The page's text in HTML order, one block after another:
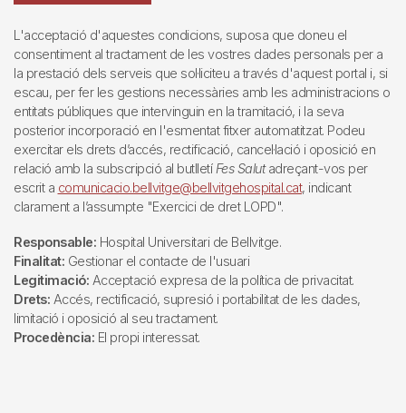
L'acceptació d'aquestes condicions, suposa que doneu el
consentiment al tractament de les vostres dades personals per a
la prestació dels serveis que sol·liciteu a través d'aquest portal i, si
escau, per fer les gestions necessàries amb les administracions o
entitats públiques que intervinguin en la tramitació, i la seva
posterior incorporació en l'esmentat fitxer automatitzat. Podeu
exercitar els drets d’accés, rectificació, cancel·lació i oposició en
relació amb la subscripció al butlletí Fes Salutadreçant-vos per
escrit a comunicacio.bellvitge@bellvitgehospital.cat, indicant
clarament a l’assumpte "Exercici de dret LOPD".
Responsable: Hospital Universitari de Bellvitge.
Finalitat: Gestionar el contacte de l'usuari
Legitimació: Acceptació expresa de la política de privacitat.
Drets: Accés, rectificació, supresió i portabilitat de les dades,
limitació i oposició al seu tractament.
Procedència: El propi interessat.